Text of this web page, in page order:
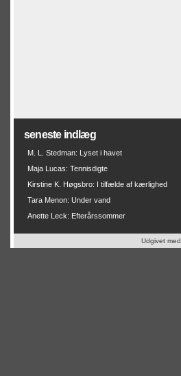
seneste indlæg
M. L. Stedman: Lyset i havet
Maja Lucas: Tennisdigte
Kirstine K. Høgsbro: I tilfælde af kærlighed
Tara Menon: Under vand
Anette Leck: Efterårssommer
Udgivet med